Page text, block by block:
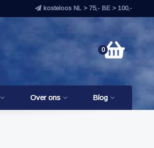
kosteloos NL > 75,- BE > 100,-
0
Over ons Blog